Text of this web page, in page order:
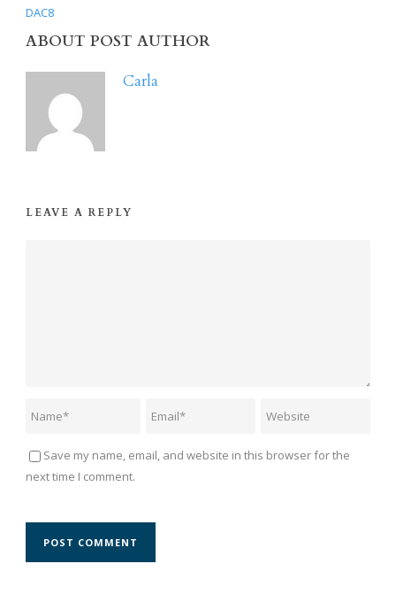
DAC8
ABOUT POST AUTHOR
Carla
LEAVE A REPLY
Save my name, email, and website in this browser for the
next time I comment.